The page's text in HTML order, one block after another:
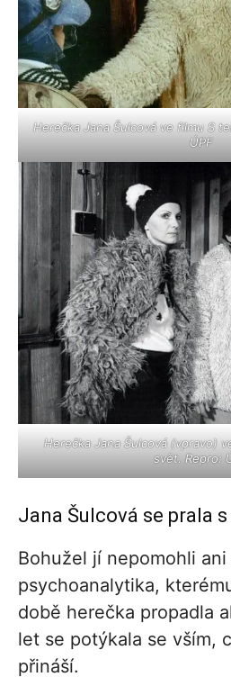
Herečka Jana Šulcová ve filmu S
ÚPF
Herečka Jana Šulcová (vpravo)
svět. Repro:
Jana Šulcová se prala
Bohužel jí nepomohli
psychoanalytika,
době herečka propadla
let se potýkala se vším,
přináší.